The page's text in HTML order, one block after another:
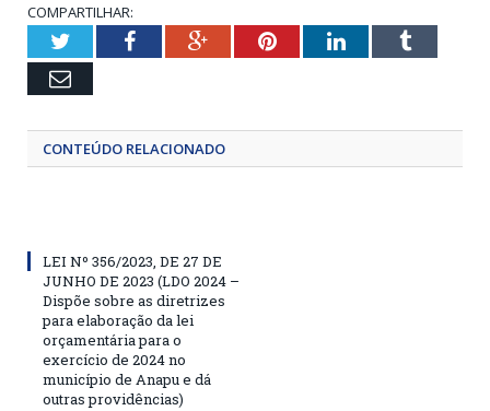
COMPARTILHAR:
TwitterFacebookGoogle+PinterestLinkedInTumblr
Email
CONTEÚDO RELACIONADO
LEI Nº 356/2023, DE 27 DE
JUNHO DE 2023 (LDO 2024 –
Dispõe sobre as diretrizes
para elaboração da lei
orçamentária para o
exercício de 2024 no
município de Anapu e dá
outras providências)